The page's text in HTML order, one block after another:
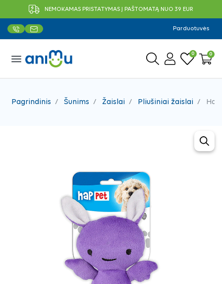
NEMOKAMAS PRISTATYMAS Į PAŠTOMATĄ NUO 39 EUR
Parduotuvės
menu 0 0
Pagrindinis Šunims Žaislai Pliušiniai žaislai